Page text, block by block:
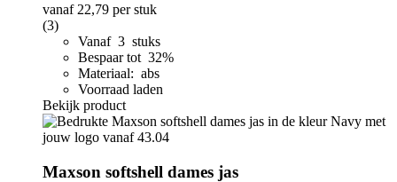
vanaf 22,79 per stuk
(3)
Vanaf 3 stuks
Bespaar tot 32%
Materiaal: abs
Voorraad laden
Bekijk product
Maxson softshell dames jas